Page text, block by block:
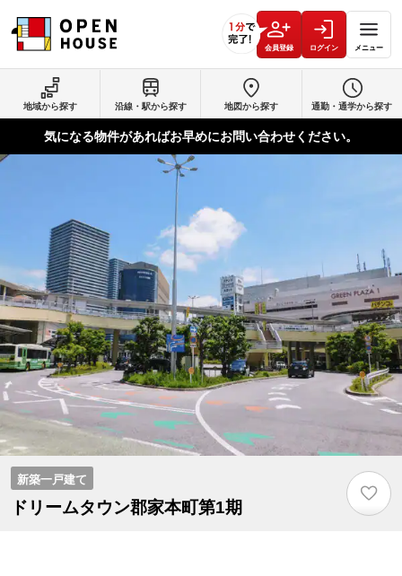
会員登録 ログイン メニュー
地域から探す 沿線・駅から探す 地図から探す 通勤・通学から探す
気になる物件があればお早めにお問い合わせください。
新築一戸建て
ドリームタウン郡家本町第1期
♡